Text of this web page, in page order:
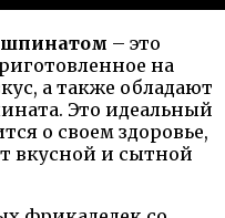
шпинатом – это
на
а также обладают
Это идеальный
о своем здоровье,
вкусной и сытной